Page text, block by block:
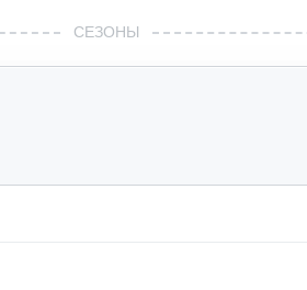
СЕЗОНЫ